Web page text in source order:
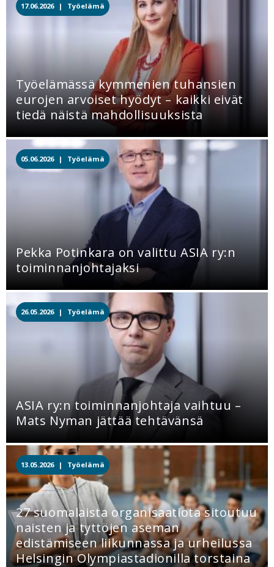
17.06.2026 | Työelämä
Työelämässä kymmenien tuhansien
eurojen arvoiset hyödyt – kaikki eivät
tiedä näistä mahdollisuuksista
05.06.2026 | Työelämä
Pekka Potinkara on valittu ASIA ry:n
toiminnanjohtajaksi
26.05.2026 | Työelämä
ASIA ry:n toiminnanjohtaja vaihtuu –
Mats Nyman jättää tehtävänsä
13.05.2026 | Työelämä
27 suomalaista organisaatiota sitoutuu
naisten ja tyttöjen aseman
edistämiseen liikunnassa ja urheilussa
Helsingin Olympiastadionilla torstaina